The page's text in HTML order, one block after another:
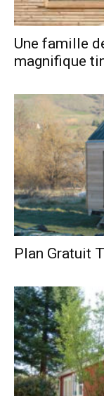
Une famille
magnifique
Plan Gratuit